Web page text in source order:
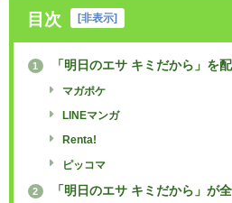
目次 [非表示]
1 「明日のエサ キミだから」を
マガポケ
LINEマンガ
Renta!
ピッコマ
2 「明日のエサ キミだから」が